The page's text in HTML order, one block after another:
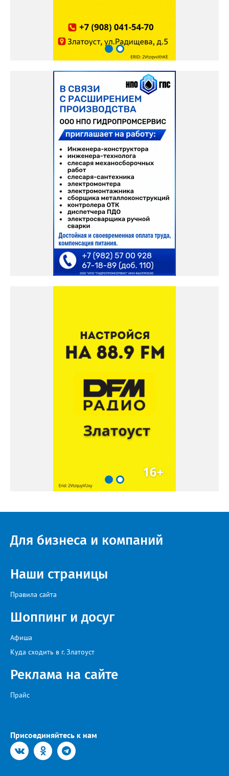
Для бизнеса и компаний
Наши страницы
Правила сайта
Шоппинг и досуг
Афиша
Куда сходить в г. Златоуст
Реклама на сайте
Прайс
Присоединяйтесь к нам